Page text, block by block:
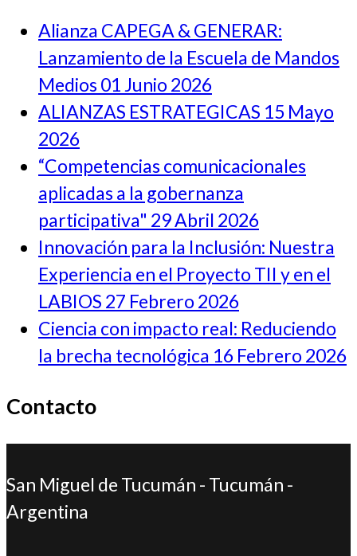
Alianza CAPEGA & GENERAR:
Lanzamiento de la Escuela de Mandos
Medios 01 Junio 2026
ALIANZAS ESTRATEGICAS 15 Mayo
2026
“Competencias comunicacionales
aplicadas a la gobernanza
participativa" 29 Abril 2026
Innovación para la Inclusión: Nuestra
Experiencia en el Proyecto TII y en el
LABIOS 27 Febrero 2026
Ciencia con impacto real: Reduciendo
la brecha tecnológica 16 Febrero 2026
Contacto
San Miguel de Tucumán - Tucumán -
Argentina